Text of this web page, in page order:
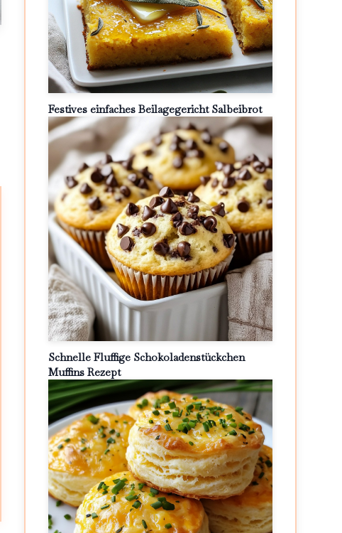
Festives einfaches Beilagegericht Salbeibrot
Schnelle Fluffige Schokoladenstückchen
Muffins Rezept